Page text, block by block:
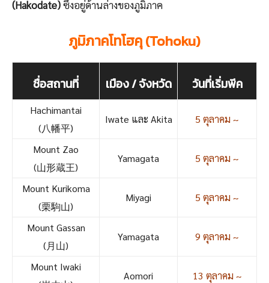
(Hakodate)ซึ่งอยู่ด้านล่างของภูมิภาค
ภูมิภาคโทโฮคุ (Tohoku)
ชื่อสถานที่ เมือง / จังหวัด วันที่เริ่มพีค
Hachimantai
(八幡平)
Iwate และ Akita 5 ตุลาคม ~
Mount Zao
(山形蔵王)
Yamagata 5 ตุลาคม ~
Mount Kurikoma
(栗駒山)
Miyagi 5 ตุลาคม ~
Mount Gassan
(月山)
Yamagata 9 ตุลาคม ~
Mount Iwaki
Aomori 13 ตุลาคม ~